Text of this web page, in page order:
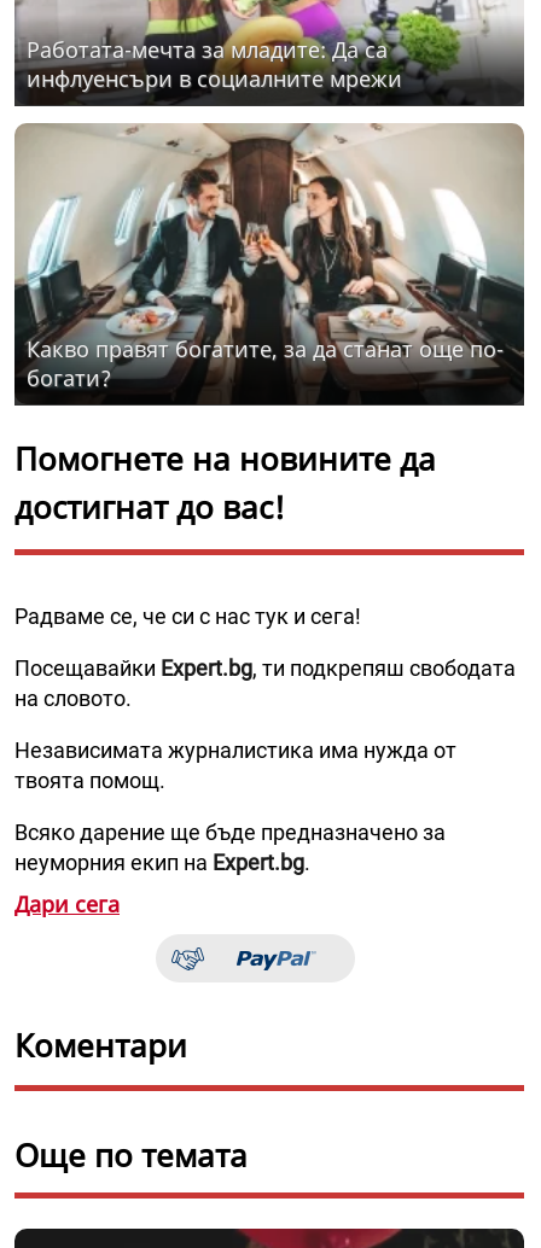
Работата-мечта за младите: Да са
инфлуенсъри в социалните мрежи
Какво правят богатите, за да станат още по-
богати?
Помогнете на новините да
достигнат до вас!
Радваме се, че си с нас тук и сега!
Посещавайки Expert.bg, ти подкрепяш свободата
на словото.
Независимата журналистика има нужда от
твоята помощ.
Всяко дарение ще бъде предназначено за
неуморния екип на Expert.bg.
Дари сега
Коментари
Още по темата